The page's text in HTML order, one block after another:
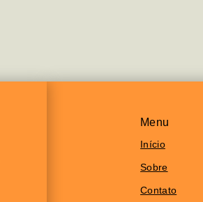
Menu
Início
Sobre
Contato